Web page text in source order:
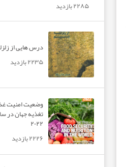
۲۲۸۵ بازدید
درس هایی از
۲۲۳۵ بازدید
وضعیت امنیت
تغذیه جهان در
۲۰۲۲
۲۲۲۶ بازدید